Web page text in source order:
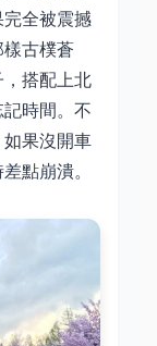
全被震撼
古樸蒼
搭配上北
時間。不
果沒開車
點崩潰。